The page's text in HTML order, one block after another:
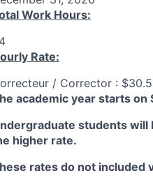
Work Hours:
Rate:
/ Corrector :
academic year starts on
students will
higher rate.
rates do not included